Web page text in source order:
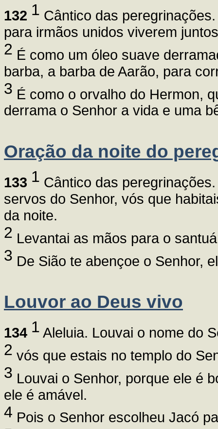
132 1 Cântico das
para irmãos unidos viverem
2 É como um óleo suave
barba, a barba de Aarão, para
3 É como o orvalho do Hermon,
derrama o Senhor a vida e uma
Oração da noite do
133 1 Cântico das
servos do Senhor, vós que
da noite.
2 Levantai as mãos para o
3 De Sião te abençoe o Senhor,
Louvor ao Deus vivo
134 1 Aleluia. Louvai o nome do
2 vós que estais no templo do
3 Louvai o Senhor, porque ele é
ele é amável.
4 Pois o Senhor escolheu Jacó